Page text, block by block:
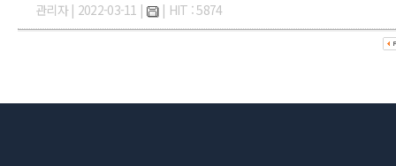
관리자 | 2022-03-11 | | HIT : 5874